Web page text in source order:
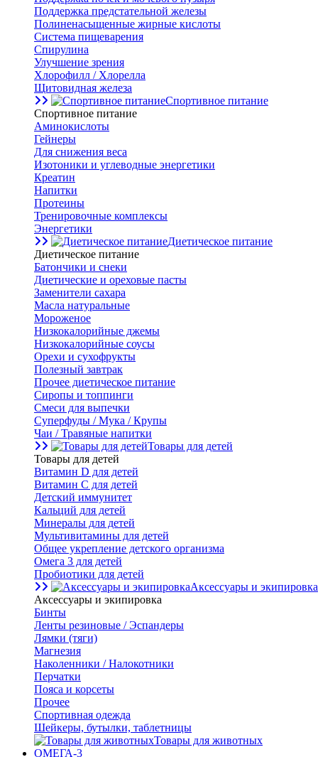
Поддержка предстательной железы
Полиненасыщенные жирные кислоты
Система пищеварения
Спирулина
Улучшение зрения
Хлорофилл / Хлорелла
Щитовидная железа
Спортивное питание
Спортивное питание
Аминокислоты
Гейнеры
Для снижения веса
Изотоники и углеводные энергетики
Креатин
Напитки
Протеины
Тренировочные комплексы
Энергетики
Диетическое питание
Диетическое питание
Батончики и снеки
Диетические и ореховые пасты
Заменители сахара
Масла натуральные
Мороженое
Низкокалорийные джемы
Низкокалорийные соусы
Орехи и сухофрукты
Полезный завтрак
Прочее диетическое питание
Сиропы и топпинги
Смеси для выпечки
Суперфуды / Мука / Крупы
Чаи / Травяные напитки
Товары для детей
Товары для детей
Витамин D для детей
Витамин С для детей
Детский иммунитет
Кальций для детей
Минералы для детей
Мультивитамины для детей
Общее укрепление детского организма
Омега 3 для детей
Пробиотики для детей
Аксессуары и экипировка
Аксессуары и экипировка
Бинты
Ленты резиновые / Эспандеры
Лямки (тяги)
Магнезия
Наколенники / Налокотники
Перчатки
Пояса и корсеты
Прочее
Спортивная одежда
Шейкеры, бутылки, таблетницы
Товары для животных
ОМЕГА-3